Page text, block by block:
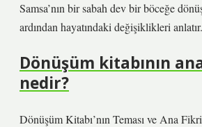
Samsa’nın bir sabah dev bir böceğe
ardından hayatındaki değişiklikleri anlatır.
Dönüşüm kitabının
nedir?
Dönüşüm Kitabı’nın Teması ve Ana